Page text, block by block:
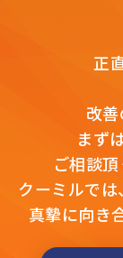
正
改善
まず
ご相談
クーミルでは
真摯に向き